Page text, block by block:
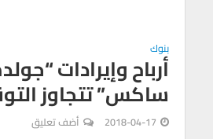
بنوك
أرباح وإيرادات
ساكس” تتجاوز
2018-04-17 أضف تعليق